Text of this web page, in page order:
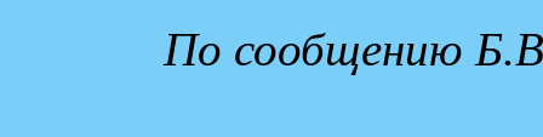
По сообщению